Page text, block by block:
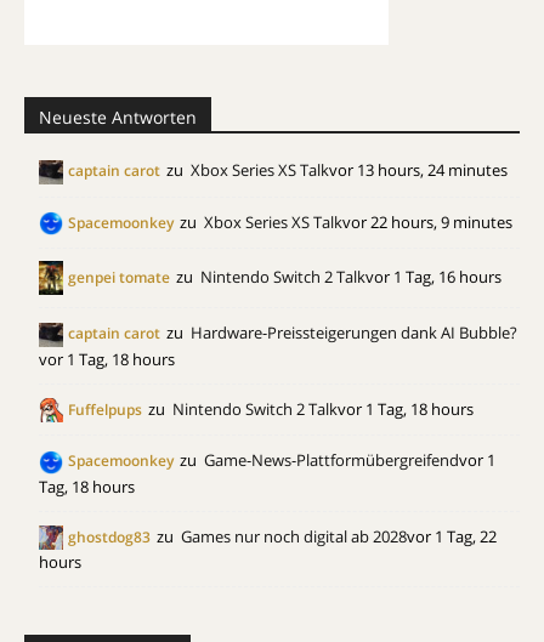
Neueste Antworten
captain carot zu Xbox Series XS Talkvor 13 hours, 24 minutes
Spacemoonkey zu Xbox Series XS Talkvor 22 hours, 9 minutes
genpei tomate zu Nintendo Switch 2 Talkvor 1 Tag, 16 hours
captain carot zu Hardware-Preissteigerungen dank AI Bubble?
vor 1 Tag, 18 hours
Fuffelpups zu Nintendo Switch 2 Talkvor 1 Tag, 18 hours
Spacemoonkey zu Game-News-Plattformübergreifendvor 1
Tag, 18 hours
ghostdog83 zu Games nur noch digital ab 2028vor 1 Tag, 22
hours